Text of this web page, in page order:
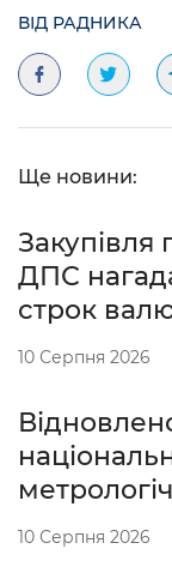
ВІД РАДНИКА
Ще новини:
Закупівля
ДПС
строк
10 Серпня 2026
10 Серпня 2026